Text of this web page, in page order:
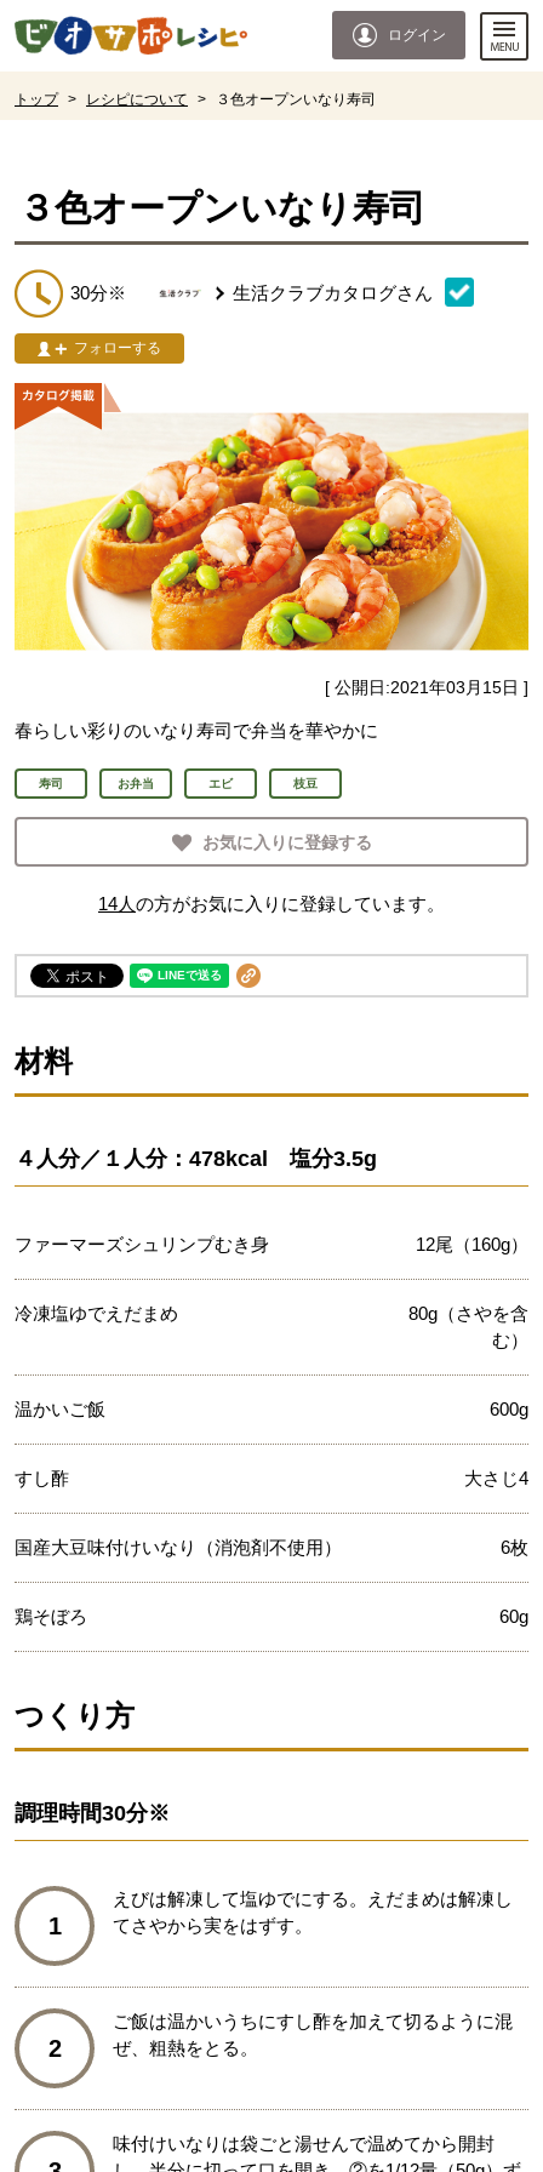
ページの先頭です。
ログイン
トップ > レシピについて > ３色オープンいなり寿司
３色オープンいなり寿司
30分※ 生活クラブカタログさん
フォローする
[ 公開日:2021年03月15日 ]
春らしい彩りのいなり寿司で弁当を華やかに
寿司 お弁当 エビ 枝豆
お気に入りに登録する
14人の方がお気に入りに登録しています。
材料
４人分／１人分：478kcal 塩分3.5g
ファーマーズシュリンプむき身 12尾（160g）
冷凍塩ゆでえだまめ
80g（さやを含
む）
温かいご飯 600g
すし酢 大さじ4
国産大豆味付けいなり（消泡剤不使用） 6枚
鶏そぼろ 60g
つくり方
調理時間30分※
1
えびは解凍して塩ゆでにする。えだまめは解凍し
てさやから実をはずす。
2
ご飯は温かいうちにすし酢を加えて切るように混
ぜ、粗熱をとる。
味付けいなりは袋ごと湯せんで温めてから開封